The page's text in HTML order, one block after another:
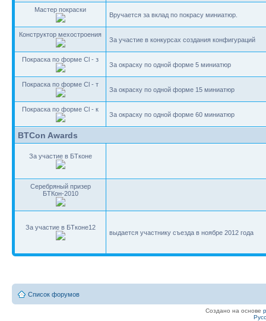
Мастер покраски
Вручается за вклад по покрасу миниатюр.
Конструктор мехостроения
За участие в конкурсах создания конфигураций
Покраска по форме Cl - з
За окраску по одной форме 5 миниатюр
Покраска по форме Cl - т
За окраску по одной форме 15 миниатюр
Покраска по форме Cl - к
За окраску по одной форме 60 миниатюр
BTCon Awards
За участие в БТконе
Серебряный призер
БТКон-2010
За участие в БТконе12
выдается участнику съезда в ноябре 2012 года
Список форумов
Создано на основе